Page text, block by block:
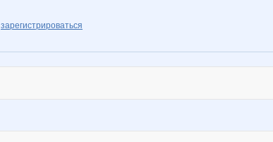
зарегистрироваться